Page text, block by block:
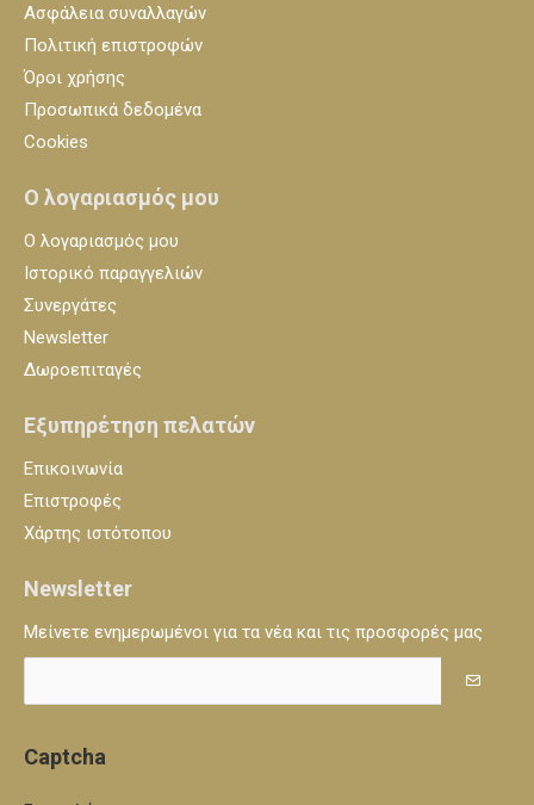
Ασφάλεια συναλλαγών
Πολιτική επιστροφών
Όροι χρήσης
Προσωπικά δεδομένα
Cookies
Ο λογαριασμός μου
Ο λογαριασμός μου
Ιστορικό παραγγελιών
Συνεργάτες
Newsletter
Δωροεπιταγές
Εξυπηρέτηση πελατών
Επικοινωνία
Επιστροφές
Χάρτης ιστότοπου
Newsletter
Μείνετε ενημερωμένοι για τα νέα και τις προσφορές μας
Captcha